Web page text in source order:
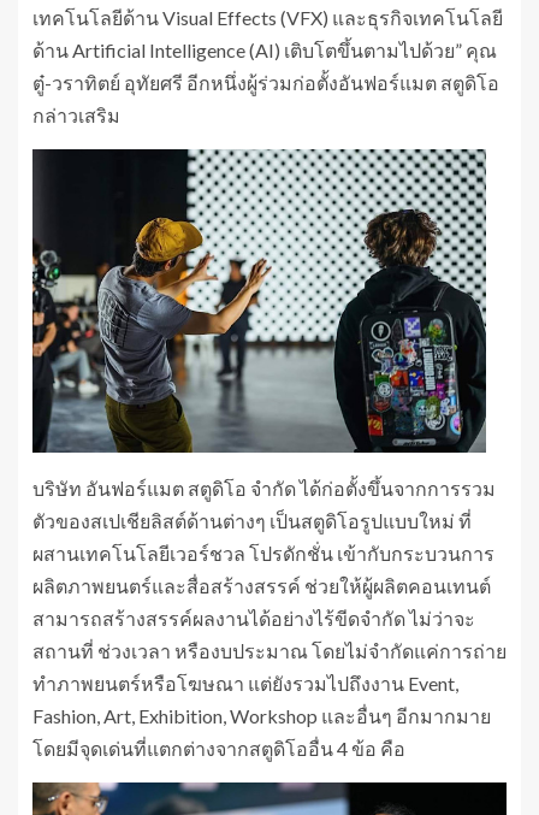
เทคโนโลยีด้าน Visual Effects (VFX) และธุรกิจเทคโนโลยี
ด้าน Artificial Intelligence (AI) เติบโตขึ้นตามไปด้วย” คุณ
ตู๋-วราทิตย์ อุทัยศรี อีกหนึ่งผู้ร่วมก่อตั้งอันฟอร์แมต สตูดิโอ
กล่าวเสริม
บริษัท อันฟอร์แมต สตูดิโอ จำกัด ได้ก่อตั้งขึ้นจากการรวม
ตัวของสเปเชียลิสต์ด้านต่างๆ เป็นสตูดิโอรูปแบบใหม่ ที่
ผสานเทคโนโลยีเวอร์ชวล โปรดักชั่น เข้ากับกระบวนการ
ผลิตภาพยนตร์และสื่อสร้างสรรค์ ช่วยให้ผู้ผลิตคอนเทนต์
สามารถสร้างสรรค์ผลงานได้อย่างไร้ขีดจำกัด ไม่ว่าจะ
สถานที่ ช่วงเวลา หรืองบประมาณ โดยไม่จำกัดแค่การถ่าย
ทำภาพยนตร์หรือโฆษณา แต่ยังรวมไปถึงงาน Event,
Fashion, Art, Exhibition, Workshop และอื่นๆ อีกมากมาย
โดยมีจุดเด่นที่แตกต่างจากสตูดิโออื่น 4 ข้อ คือ